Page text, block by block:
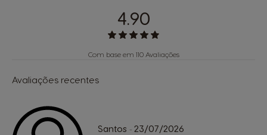
4.90
Com base em 110 Avaliações
Avaliações recentes
Santos - 23/07/2026